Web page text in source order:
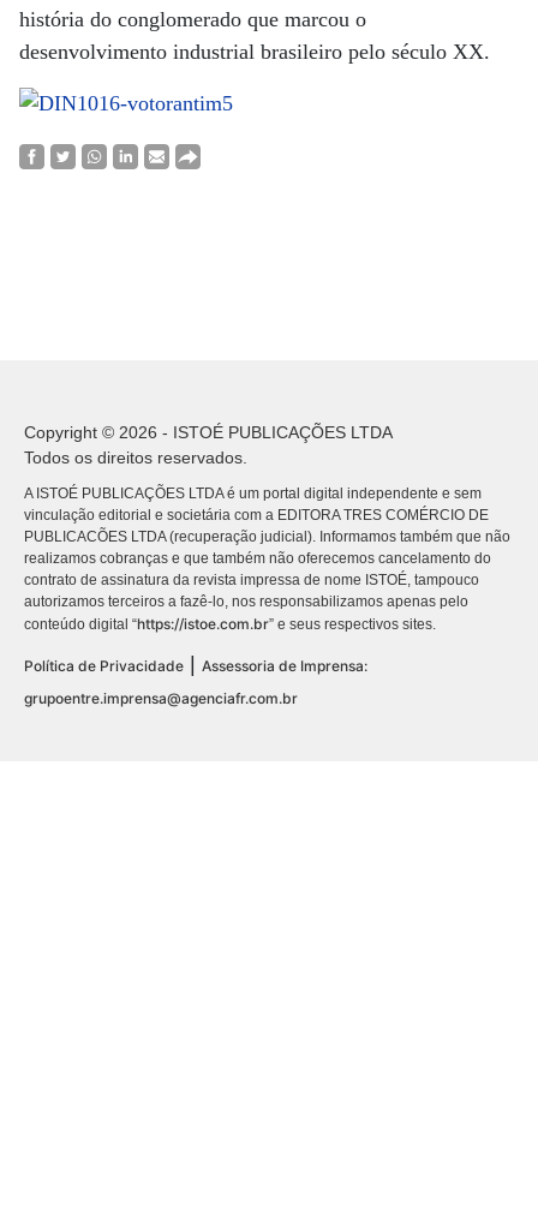
história do conglomerado que marcou o
desenvolvimento industrial brasileiro pelo século XX.
Copyright © 2026 - ISTOÉ PUBLICAÇÕES LTDA
Todos os direitos reservados.
A ISTOÉ PUBLICAÇÕES LTDA é um portal digital independente e sem
vinculação editorial e societária com a EDITORA TRES COMÉRCIO DE
PUBLICACÕES LTDA (recuperação judicial). Informamos também que não
realizamos cobranças e que também não oferecemos cancelamento do
contrato de assinatura da revista impressa de nome ISTOÉ, tampouco
autorizamos terceiros a fazê-lo, nos responsabilizamos apenas pelo
conteúdo digital “https://istoe.com.br” e seus respectivos sites.
Política de Privacidade
Assessoria de Imprensa:
grupoentre.imprensa@agenciafr.com.br